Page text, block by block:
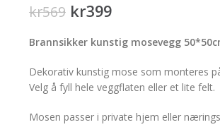
kr569 kr399
Brannsikker kunstig mosevegg
Dekorativ kunstig mose som monteres
Velg å fyll hele veggflaten eller et lite felt.
Mosen passer i private hjem eller